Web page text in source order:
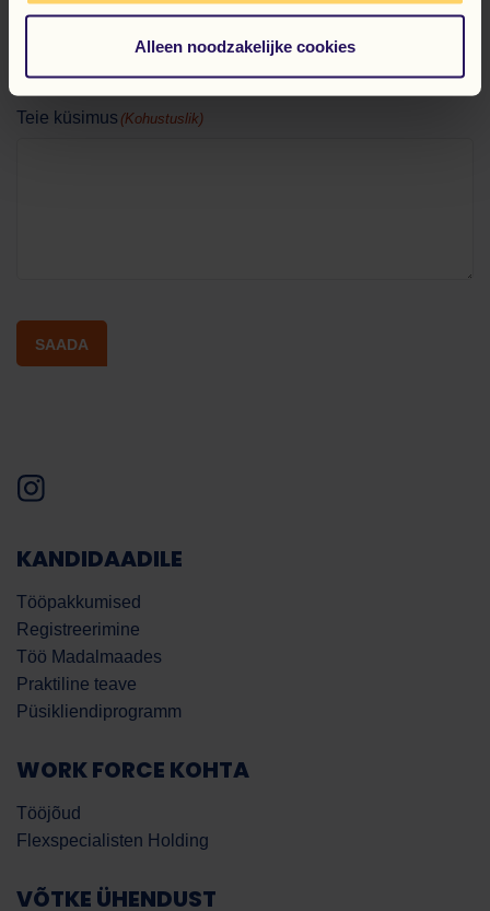
Alleen noodzakelijke cookies
E-posti aadress
Teie küsimus (Kohustuslik)
SAADA
KANDIDAADILE
Tööpakkumised
Registreerimine
Töö Madalmaades
Praktiline teave
Püsikliendiprogramm
WORK FORCE KOHTA
Tööjõud
Flexspecialisten Holding
VÕTKE ÜHENDUST